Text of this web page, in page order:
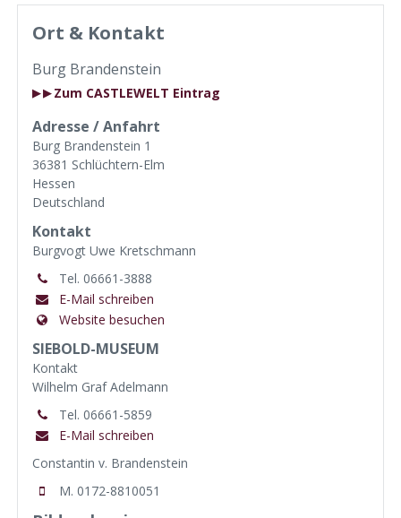
Ort & Kontakt
Burg Brandenstein
▶ Zum CASTLEWELT Eintrag
Adresse / Anfahrt
Burg Brandenstein 1
36381 Schlüchtern-Elm
Hessen
Deutschland
Kontakt
Burgvogt Uwe Kretschmann
Tel. 06661-3888
E-Mail schreiben
Website besuchen
SIEBOLD-MUSEUM
Kontakt
Wilhelm Graf Adelmann
Tel. 06661-5859
E-Mail schreiben
Constantin v. Brandenstein
M. 0172-8810051